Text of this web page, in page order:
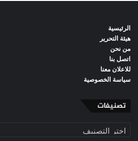
الرئيسية
هيئة التحرير
من نحن
اتصل بنا
للاعلان معنا
سياسة الخصوصية
تصنيفات
تصنيفات